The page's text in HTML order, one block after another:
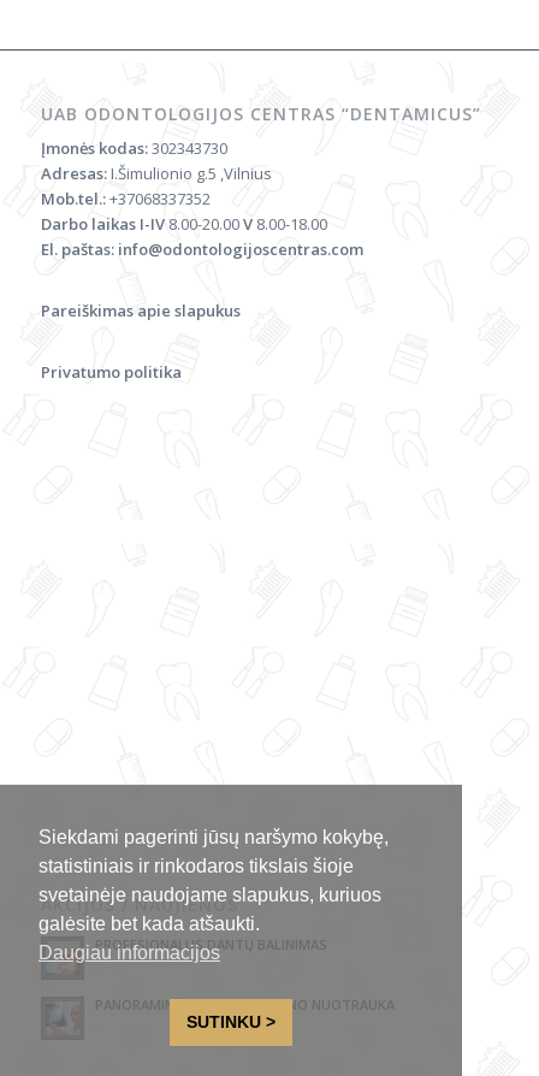
Siekdami pagerinti jūsų naršymo kokybę,
statistiniais ir rinkodaros tikslais šioje
svetainėje naudojame slapukus, kuriuos
galėsite bet kada atšaukti.
Daugiau informacijos
SUTINKU >
UAB ODONTOLOGIJOS CENTRAS “DENTAMICUS”
Įmonės kodas:302343730
Adresas:I.Šimulionio g.5 ,Vilnius
Mob.tel.:+37068337352
Darbo laikas I-IV 8.00-20.00V 8.00-18.00
El. paštas:info@odontologijoscentras.com
Pareiškimas apie slapukus
Privatumo politika
AKCIJOS / NAUJIENOS
PROFESIONALUS DANTŲ BALINIMAS
-
PANORAMINĖ DANTŲ RENTGENO NUOTRAUKA